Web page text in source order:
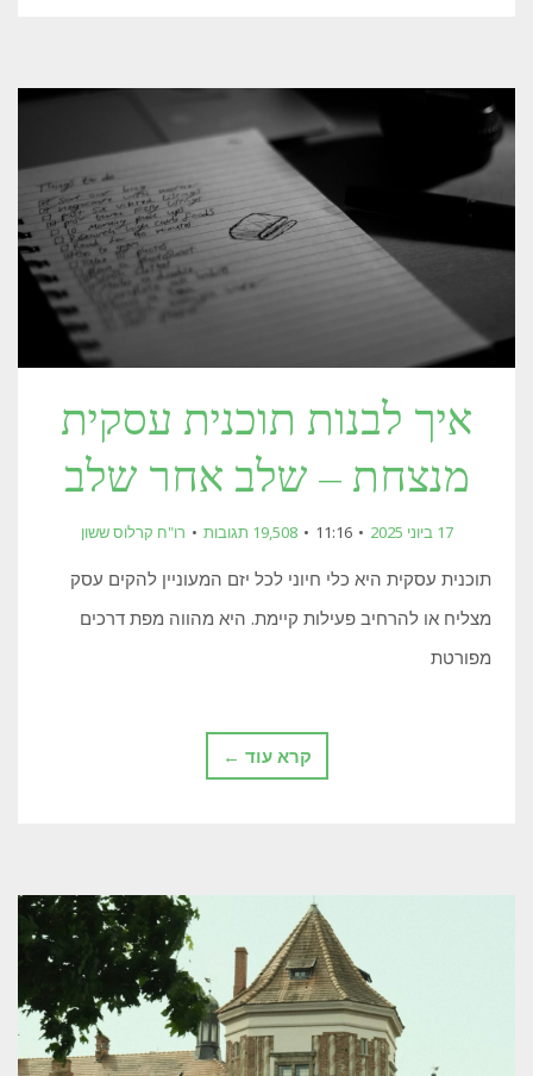
איך לבנות תוכנית עסקית
מנצחת – שלב אחר שלב
17 ביוני 2025 11:16 19,508 תגובות רו"ח קרלוס ששון
תוכנית עסקית היא כלי חיוני לכל יזם המעוניין להקים עסק
מצליח או להרחיב פעילות קיימת. היא מהווה מפת דרכים
מפורטת
קרא עוד ←